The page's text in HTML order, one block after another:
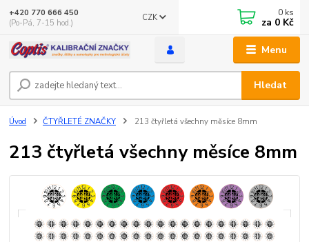
Menu
CZK
Hledat
+420 770 666 450
(Po-Pá, 7-15 hod.)
0 ks
za 0 Kč
Úvod ČTYŘLETÉ ZNAČKY 213 čtyřletá všechny měsíce 8mm
213 čtyřletá všechny měsíce 8mm